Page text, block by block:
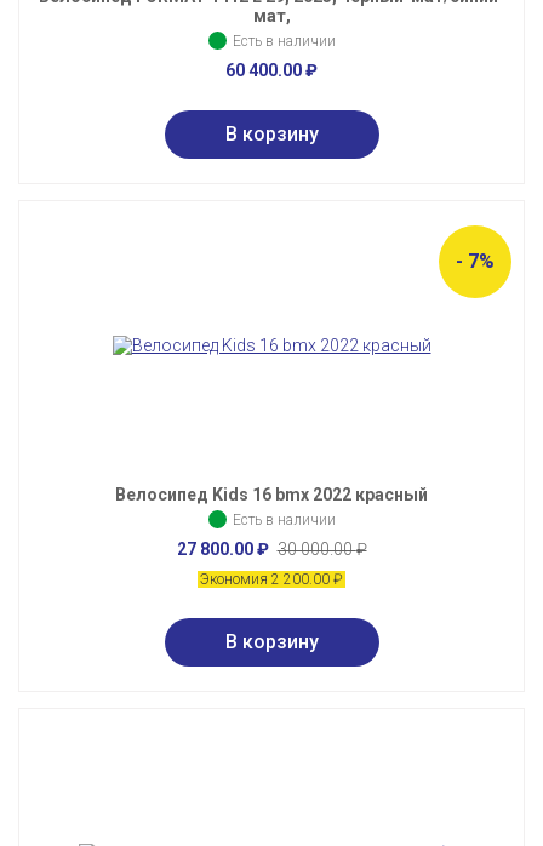
мат,
Есть в наличии
60 400.00₽
- 7%
Велосипед Kids 16 bmx 2022 красный
Есть в наличии
27 800.00₽ 30 000.00₽
Экономия 2 200.00 ₽